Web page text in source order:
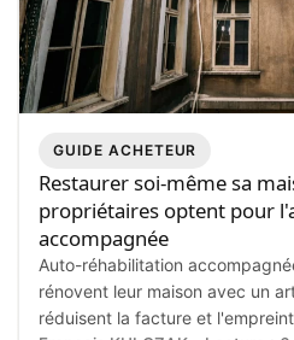
GUIDE ACHETEUR
Restaurer soi‑même sa
propriétaires optent pour
accompagnée
Auto-réhabilitation
rénovent leur maison avec un
réduisent la facture et